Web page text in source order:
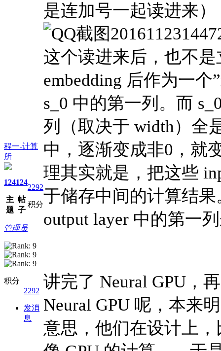
程一-计算
所
124
主
题
124
帖
子
2292
积分
管理员
积分
2292
发消
息
是连加号一起读进来）
这个读进来后，也不
embedding 后作为一
s_0 中的第一列。而
列（取决于 width）全
中，逐渐变成非0，就
理其实就是，把这些
于储存中间的计算结
output layer 中的第一
讲完了 Neural GPU，
Neural GPU 呢，本来
意思，他们在设计上